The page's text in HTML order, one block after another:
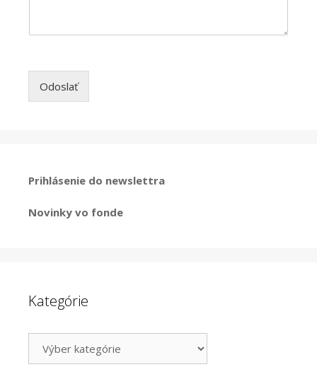
Odoslať
Prihlásenie do newslettra
Novinky vo fonde
Kategórie